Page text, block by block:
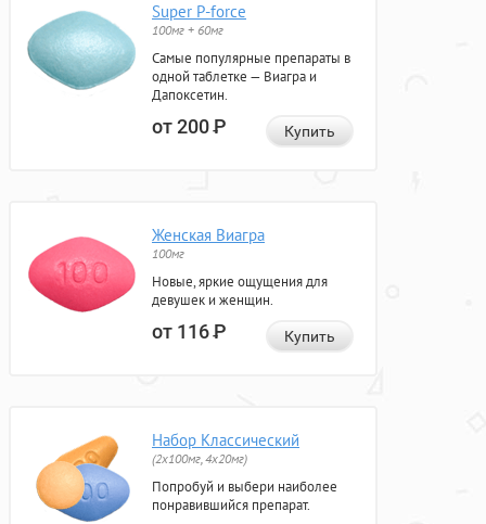
Super P-force
100мг + 60мг
Самые популярные препараты в
одной таблетке — Виагра и
Дапоксетин.
от 200Р Купить
Женская Виагра
100мг
Новые, яркие ощущения для
девушек и женщин.
от 116Р Купить
Набор Классический
(2x100мг, 4x20мг)
Попробуй и выбери наиболее
понравившийся препарат.